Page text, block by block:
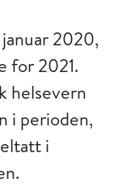
2020,
for 2021.
helsevern
i perioden,
i